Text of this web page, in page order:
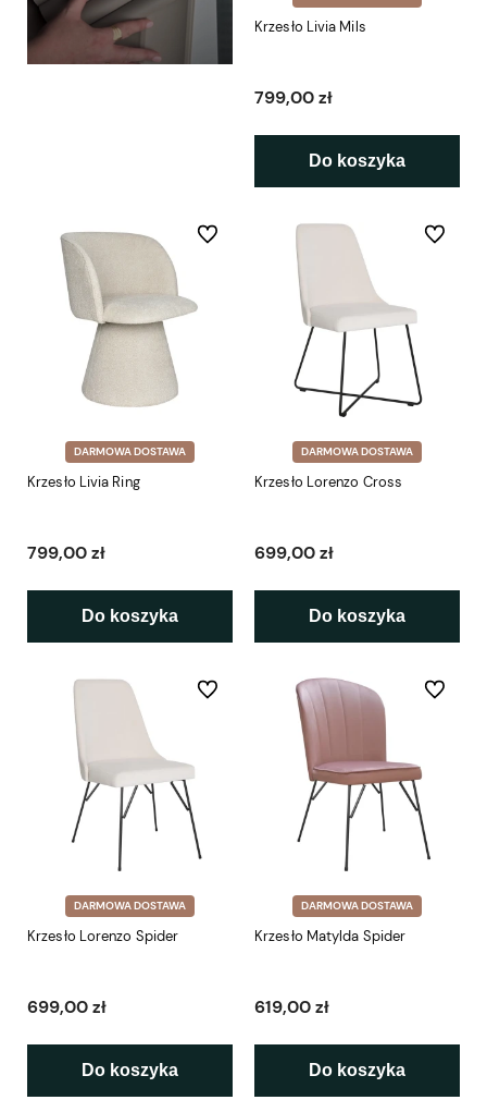
Krzesło Livia Mils
799,00 zł
Do koszyka
DARMOWA DOSTAWA
Krzesło Livia Ring
799,00 zł
Do koszyka
Do ulubionych
DARMOWA DOSTAWA
Krzesło Lorenzo Cross
699,00 zł
Do koszyka
Do
DARMOWA DOSTAWA
Krzesło Lorenzo Spider
699,00 zł
Do koszyka
Do ulubionych
DARMOWA DOSTAWA
Krzesło Matylda Spider
619,00 zł
Do koszyka
Do